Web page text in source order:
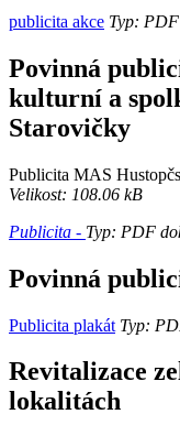
publicita akce Typ:
Povinná
kulturní a
Starovičky
Publicita MAS
Velikost: 108.06 kB
Publicita - Typ: PDF
Povinná
Publicita plakát Typ:
Revitalizace
lokalitách